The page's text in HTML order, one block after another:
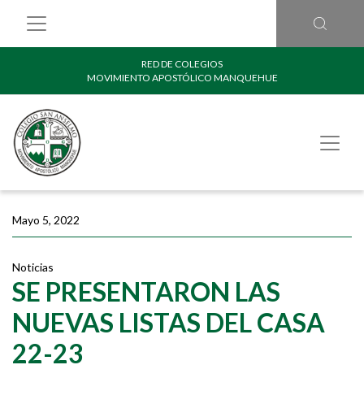
RED DE COLEGIOS
MOVIMIENTO APOSTÓLICO MANQUEHUE
Mayo 5, 2022
Noticias
SE PRESENTARON LAS
NUEVAS LISTAS DEL CASA
22-23